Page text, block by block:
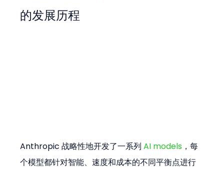
的发展历程
Anthropic 战略性地开发了一系列 AI models ，每
个模型都针对智能、速度和成本的不同平衡点进行